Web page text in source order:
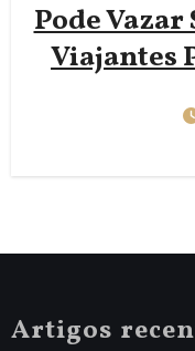
Pode Vazar
Viajantes
Artigos